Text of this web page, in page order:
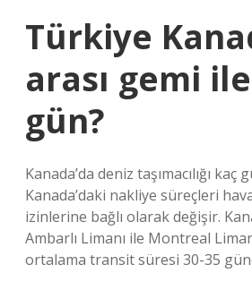
Türkiye
arası gemi
gün?
Kanada’da deniz taşımacılığı kaç
Kanada’daki nakliye süreçleri
izinlerine bağlı olarak değişir.
Ambarlı Limanı ile Montreal
ortalama transit süresi 30-35